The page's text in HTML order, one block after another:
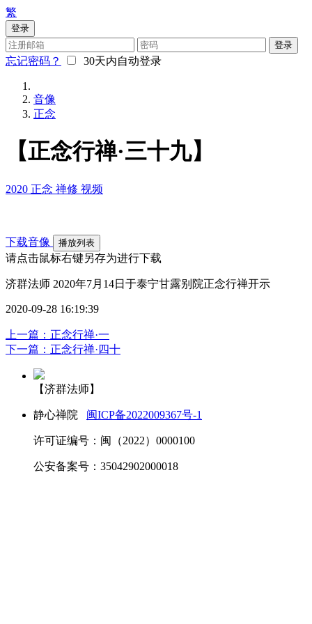
繁
登录
登录
忘记密码？ 30天内自动登录
音像
正念
【正念行禅·三十九】
2020 正念 禅修 视频
下载音像 播放列表
请点击鼠标右键另存为进行下载
济群法师 2020年7月14日于泰宁甘露别院正念行禅开示
2020-09-28 16:19:39
上一篇：正念行禅·一
下一篇：正念行禅·四十
【济群法师】
静心禅院 闽ICP备2022009367号-1
许可证编号：闽（2022）0000100
公安备案号：35042902000018